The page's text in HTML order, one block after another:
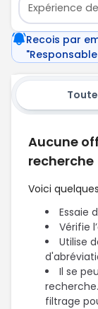
Expérience
Recois par
Aucune
recherche
Voici
Essaie
Vérifie
Utilise
Il se
filtrage